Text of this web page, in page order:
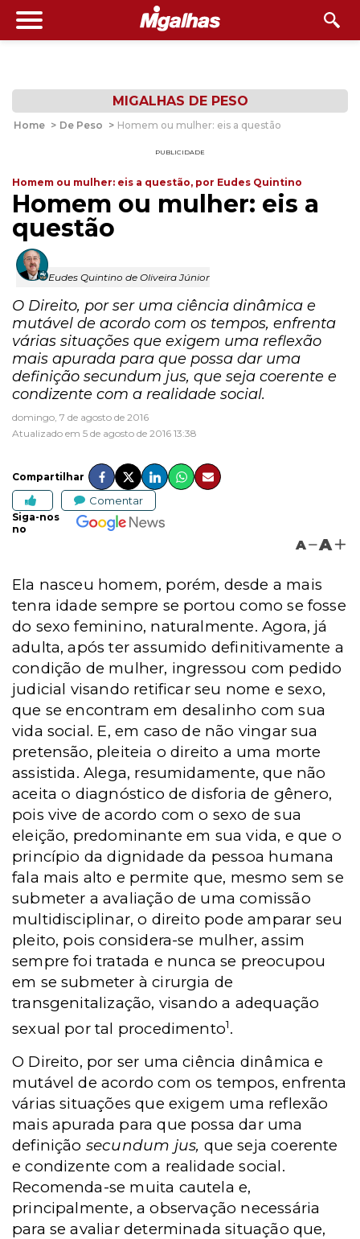
MIGALHAS DE PESO
Home > De Peso > Homem ou mulher: eis a questão
PUBLICIDADE
Homem ou mulher: eis a questão, por Eudes Quintino
Homem ou mulher: eis a
questão
Eudes Quintino de Oliveira Júnior
O Direito, por ser uma ciência dinâmica e
mutável de acordo com os tempos, enfrenta
várias situações que exigem uma reflexão
mais apurada para que possa dar uma
definição secundum jus, que seja coerente e
condizente com a realidade social.
domingo, 7 de agosto de 2016
Atualizado em 5 de agosto de 2016 13:38
Compartilhar
Comentar
Siga-nos
no
A A
Ela nasceu homem, porém, desde a mais
tenra idade sempre se portoucomo se fosse
do sexo feminino, naturalmente. Agora, já
adulta, após ter assumido definitivamente a
condição de mulher, ingressou com pedido
judicial visando retificar seu nome e sexo,
que se encontram em desalinho com sua
vida social. E, em caso de não vingar sua
pretensão, pleiteia o direito a uma morte
assistida. Alega, resumidamente, que não
aceita o diagnóstico de disforia de gênero,
pois vive de acordo com o sexo de sua
eleição, predominante em sua vida, e que o
princípio da dignidade da pessoa humana
fala mais alto e permite que, mesmo sem se
submeter a avaliação de uma comissão
multidisciplinar, o direito pode amparar seu
pleito, pois considera-se mulher, assim
sempre foi tratada e nunca se preocupou
em se submeter à cirurgia de
transgenitalização, visando a adequação
sexual por tal procedimento1.
O Direito, por ser uma ciência dinâmica e
mutável de acordo com os tempos, enfrenta
várias situações que exigem uma reflexão
mais apurada para que possa dar uma
definição secundum jus, que seja coerente
e condizente com a realidade social.
Recomenda-se muita cautela e,
principalmente, a observação necessária
para se avaliar determinada situação que,